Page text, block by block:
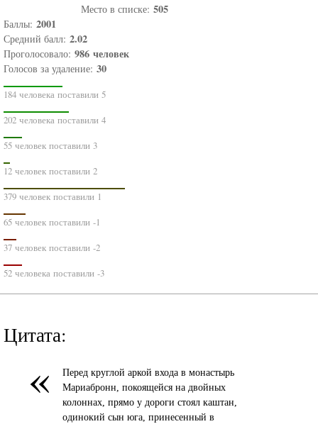
Место в списке: 505
Баллы: 2001
Средний балл: 2.02
Проголосовало: 986 человек
Голосов за удаление: 30
184 человека поставили 5
202 человека поставили 4
55 человек поставили 3
12 человек поставили 2
379 человек поставили 1
65 человек поставили -1
37 человек поставили -2
52 человека поставили -3
Цитата:
«
Перед круглой аркой входа в монастырь
Мариабронн, покоящейся на двойных
колоннах, прямо у дороги стоял каштан,
одинокий сын юга, принесенный в